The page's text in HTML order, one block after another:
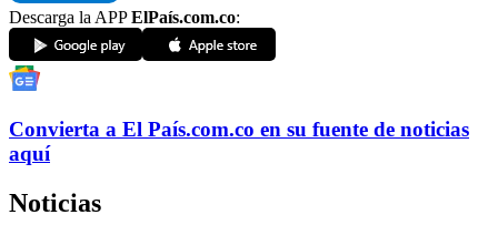
Descarga la APPElPaís.com.co:
Convierta a El País.com.co en su fuente de noticias
aquí
Noticias